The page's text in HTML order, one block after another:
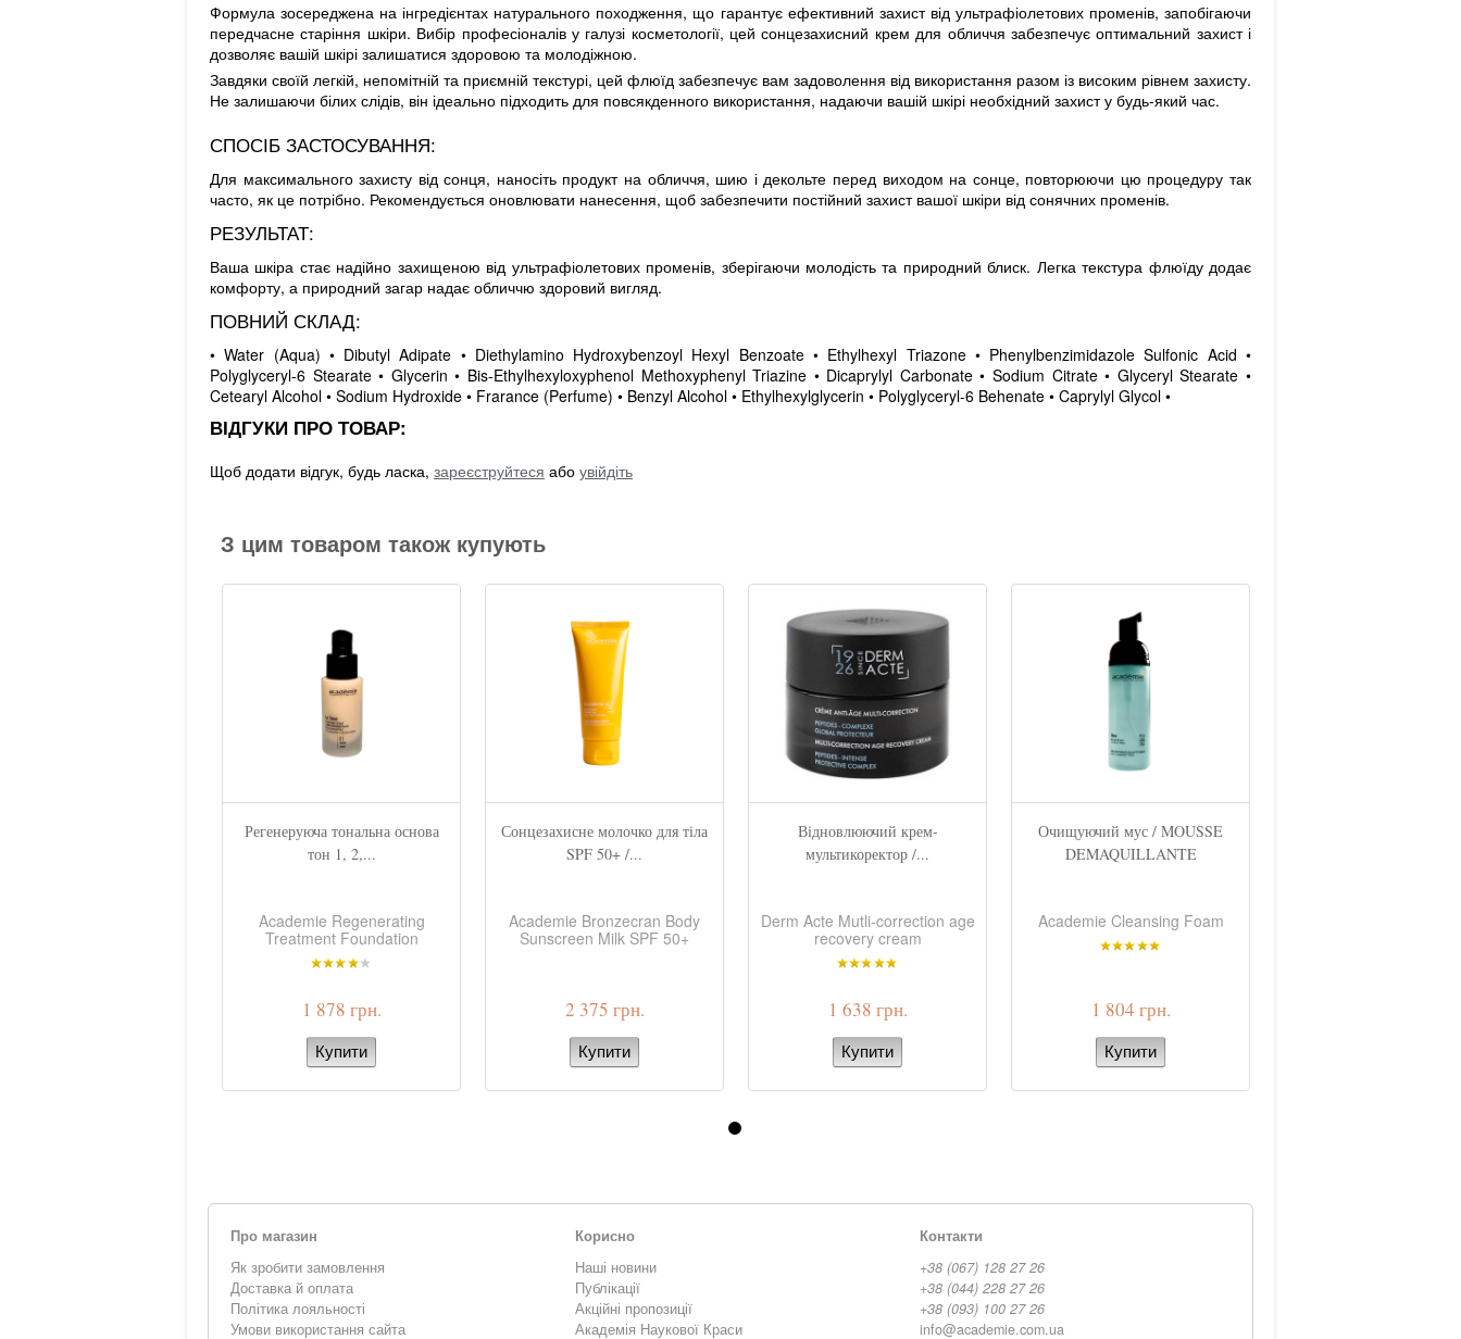
Формула зосереджена на інгредієнтах натурального походження, що гарантує ефективний захист від ультрафіолетових променів, запобігаючи
передчасне старіння шкіри. Вибір професіоналів у галузі косметології, цей сонцезахисний крем для обличчя забезпечує оптимальний захист і
дозволяє вашій шкірі залишатися здоровою та молодіжною.
Завдяки своїй легкій, непомітній та приємній текстурі, цей флюїд забезпечує вам задоволення від використання разом із високим рівнем захисту.
Не залишаючи білих слідів, він ідеально підходить для повсякденного використання, надаючи вашій шкірі необхідний захист у будь-який час.
СПОСІБ ЗАСТОСУВАННЯ:
Для максимального захисту від сонця, наносіть продукт на обличчя, шию і декольте перед виходом на сонце, повторюючи цю процедуру так
часто, як це потрібно. Рекомендується оновлювати нанесення, щоб забезпечити постійний захист вашої шкіри від сонячних променів.
РЕЗУЛЬТАТ:
Ваша шкіра стає надійно захищеною від ультрафіолетових променів, зберігаючи молодість та природний блиск. Легка текстура флюїду додає
комфорту, а природний загар надає обличчю здоровий вигляд.
ПОВНИЙ СКЛАД:
• Water (Aqua) • Dibutyl Adipate • Diethylamino Hydroxybenzoyl Hexyl Benzoate • Ethylhexyl Triazone • Phenylbenzimidazole Sulfonic Acid •
Polyglyceryl-6 Stearate • Glycerin • Bis-Ethylhexyloxyphenol Methoxyphenyl Triazine • Dicaprylyl Carbonate • Sodium Citrate • Glyceryl Stearate •
Cetearyl Alcohol • Sodium Hydroxide • Frarance (Perfume) • Benzyl Alcohol • Ethylhexylglycerin • Polyglyceryl-6 Behenate • Caprylyl Glycol •
ВІДГУКИ ПРО ТОВАР:
Щоб додати відгук, будь ласка, зареєструйтеся або увійдіть
З цим товаром також купують
Регенеруюча тональна основа
тон 1, 2,...
Academie Regenerating
Treatment Foundation
1 878 грн.
Сонцезахисне молочко для тіла
SPF 50+ /...
Academie Bronzecran Body
Sunscreen Milk SPF 50+
2 375 грн.
Відновлюючий крем-
мультикоректор /...
Derm Acte Mutli-correction age
recovery cream
1 638 грн.
Очищуючий мус / MOUSSE
DEMAQUILLANTE
Academie Cleansing Foam
1 804 грн.
Про магазин
Як зробити замовлення
Доставка й оплата
Політика лояльності
Умови використання сайта
Корисно
Наші новини
Публікації
Акційні пропозиції
Академія Наукової Краси
Контакти
+38 (067) 128 27 26
+38 (044) 228 27 26
+38 (093) 100 27 26
info@academie.com.ua